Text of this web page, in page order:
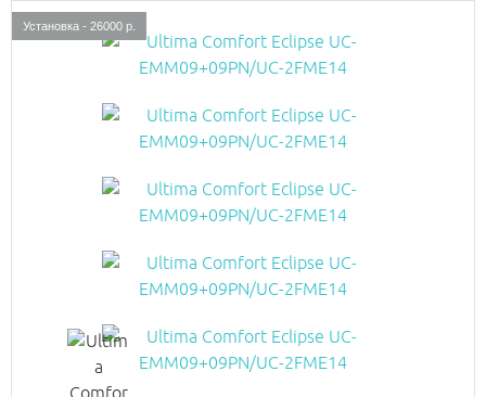
Установка - 26000 р.